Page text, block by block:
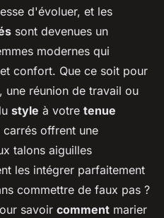
des
carrés
d'évoluer, et les
sont devenues un
modernes qui
confort. Que ce soit pour
une réunion de travail ou
style à votre tenue
offrent une
talons aiguilles
les intégrer parfaitement
commettre de faux pas ?
savoir comment marier